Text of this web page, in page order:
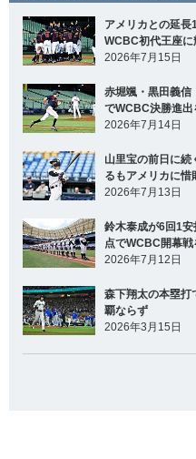
アメリカとの延長
WCBC初代王座に
2026年7月15日
赤堀颯・黒田義信
でWCBC決勝進出
2026年7月14日
山里宝の前日に続
るもアメリカに惜
2026年7月13日
鈴木泰成が6回1
点でWCBC開幕戦
2026年7月12日
森下翔太の本塁打
覇ならず
2026年3月15日